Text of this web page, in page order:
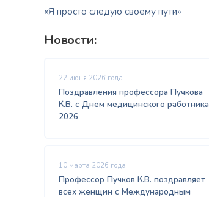
«Я просто следую своему пути»
Новости:
22 июня 2026 года
Поздравления профессора Пучкова
К.В. с Днем медицинского работника
2026
10 марта 2026 года
Профессор Пучков К.В. поздравляет
всех женщин с Международным